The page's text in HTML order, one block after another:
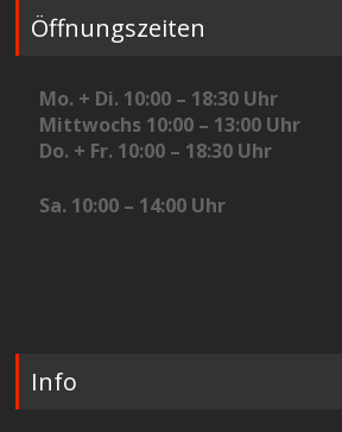
Öffnungszeiten
Mo. + Di. 10:00 – 18:30 Uhr
Mittwochs 10:00 – 13:00 Uhr
Do. + Fr. 10:00 – 18:30 Uhr
Sa. 10:00 – 14:00 Uhr
Info